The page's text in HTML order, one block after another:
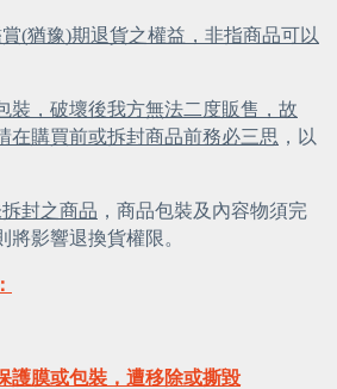
(猶豫)期退貨之權益，非指商品可以
裝，破壞後我方無法二度販售，故
在購買前或拆封商品前務必三思 ，以
封之商品 ，商品包裝及內容物須完
影響退換貨權限。
護膜或包裝，遭移除或撕毀